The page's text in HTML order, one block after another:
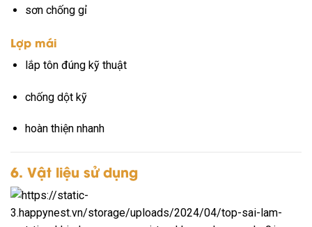
sơn chống gỉ
Lợp mái
lắp tôn đúng kỹ thuật
chống dột kỹ
hoàn thiện nhanh
6. Vật liệu sử dụng